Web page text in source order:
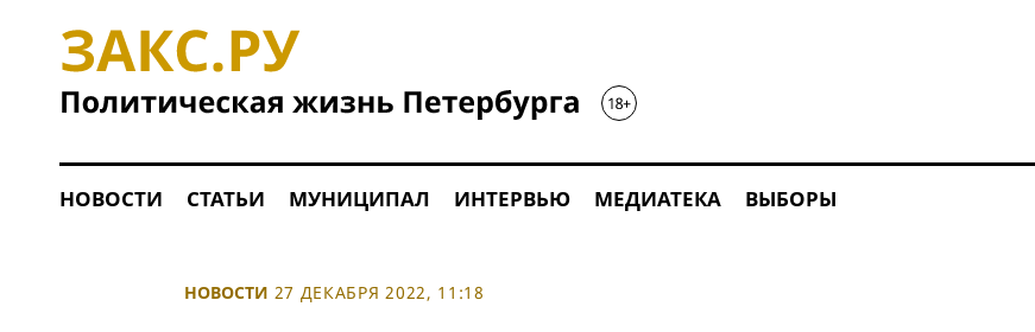
НОВОСТИ СТАТЬИ МУНИЦИПАЛ ИНТЕРВЬЮ МЕДИАТЕКА ВЫБОРЫ
НОВОСТИ 27 ДЕКАБРЯ 2022, 11:18